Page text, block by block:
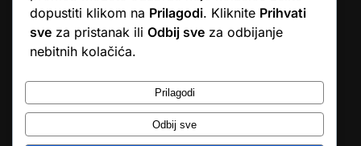
… Ono što me se dojmilo je ljudski pristup i njihova briga da
dobijem što sam naručio. U većini web shopova nitko vas ne
zove, samo otkažu narudžbu. …
Stjepan D.M.
© Argus elektronika d.o.o.
dopustiti klikom na Prilagodi. Kliknite Prihvati
sve za pristanak ili Odbij sve za odbijanje
nebitnih kolačića.
Prilagodi
Odbij sve